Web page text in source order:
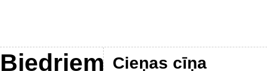
Biedriem Cieņas cīņa